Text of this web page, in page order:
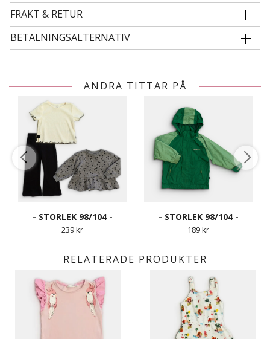
FRAKT & RETUR
BETALNINGSALTERNATIV
ANDRA TITTAR PÅ
- STORLEK 98/104 -
239 kr
- STORLEK 98/104 -
189 kr
RELATERADE PRODUKTER